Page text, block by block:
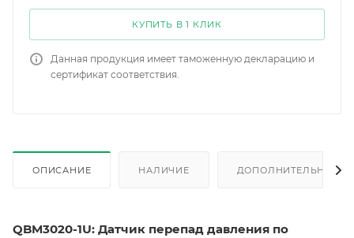
КУПИТЬ В 1 КЛИК
Данная продукция имеет таможенную декларацию и
сертификат соответствия.
ОПИСАНИЕ НАЛИЧИЕ ДОПОЛНИТЕЛЬНО
QBM3020-1U: Датчик перепад давления по